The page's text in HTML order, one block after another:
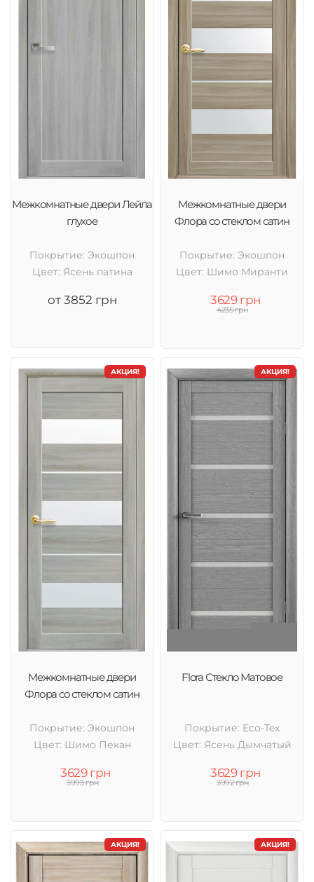
Межкомнатные двери Лейла
глухое
Покрытие: Экошпон
Цвет: Ясень патина
от 3852 грн
Межкомнатные двери
Флора со стеклом сатин
Покрытие: Экошпон
Цвет: Шимо Миранти
3629 грн
4235 грн
АКЦИЯ!
Межкомнатные двери
Флора со стеклом сатин
Покрытие: Экошпон
Цвет: Шимо Пекан
3629 грн
3993 грн
АКЦИЯ!
Flora Стекло Матовое
Покрытие: Eco-Tex
Цвет: Ясень Дымчатый
3629 грн
3992 грн
АКЦИЯ! АКЦИЯ!